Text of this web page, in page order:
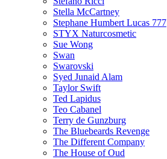
Stella McCartney
Stephane Humbert Lucas 777
STYX Naturсosmetic
Sue Wong
Swan
Swarovski
Syed Junaid Alam
Taylor Swift
Ted Lapidus
Teo Cabanel
Terry de Gunzburg
The Bluebeards Revenge
The Different Company
The House of Oud